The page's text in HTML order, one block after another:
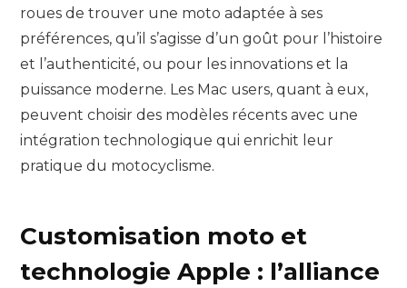
roues de trouver une moto adaptée à ses
préférences, qu’il s’agisse d’un goût pour l’histoire
et l’authenticité, ou pour les innovations et la
puissance moderne. Les Mac users, quant à eux,
peuvent choisir des modèles récents avec une
intégration technologique qui enrichit leur
pratique du motocyclisme.
Customisation moto et
technologie Apple : l’alliance